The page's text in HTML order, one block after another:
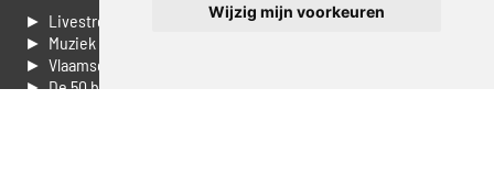
Wijzig mijn voorkeuren
► Livestream informatie
► Muziek opzoeken
► Vlaamse 100 Aller tijden
► De 50 beste van...